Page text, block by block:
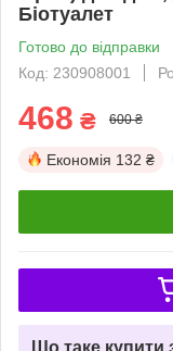
Біотуалет
Готово до відправки
Код: 230908001
468 ₴ 600 ₴
Економія 132 ₴
Що таке купити